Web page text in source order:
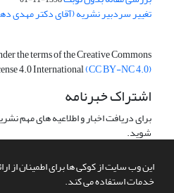
این وب سایت از کوکی ها برای اطمینان از
خدمات استفاده می کند.
تغییر سردبیر نشریه (آقای دکتر مهدی
the terms of the Creative Commons
4.0 International(CC BY-NC 4.0)
اشتراک خبرنامه
برای دریافت اخبار و اطلاعیه های مهم
شوید.